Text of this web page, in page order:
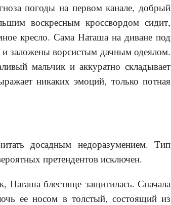
погоды на первом канале, добрый
воскресным кроссвордом сидит,
кресло. Сама Наташа на диване под
заложены ворсистым дачным одеялом.
мальчик и аккуратно складывает
никаких эмоций, только потная
досадным недоразумением. Тип
претендентов исключен.
Наташа блестяще защитилась. Сначала
ее носом в толстый, состоящий из